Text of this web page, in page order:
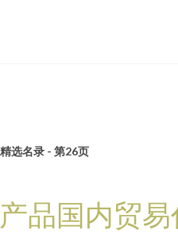
选名录 - 第26页
品国内贸